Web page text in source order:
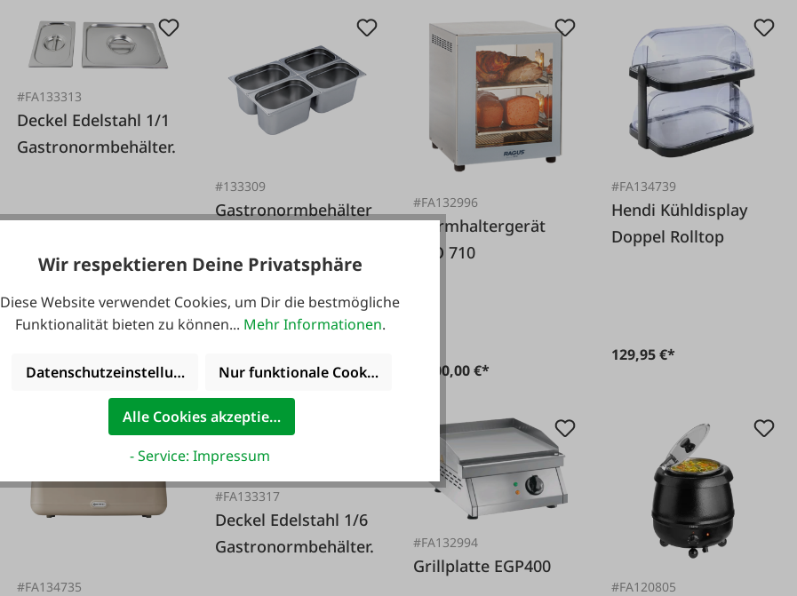
#FA133313
Deckel Edelstahl 1/1
Gastronormbehälter.
16,95 €*
#133309
Gastronormbehälter
Varianten ab 11,95 €*
#FA132996
Warmhaltergerät
ECO 710
3.500,00 €*
#FA134739
Hendi Kühldisplay
Doppel Rolltop
129,95 €*
#FA134735
#FA133317
Deckel Edelstahl 1/6
Gastronormbehälter.
#FA132994
Grillplatte EGP400
#FA120805
Wir respektieren Deine Privatsphäre
Diese Website verwendet Cookies, um Dir die bestmögliche
Funktionalität bieten zu können... Mehr Informationen.
Datenschutzeinstellungen Nur funktionale Cookies akzeptieren
Alle Cookies akzeptieren
- Service: Impressum